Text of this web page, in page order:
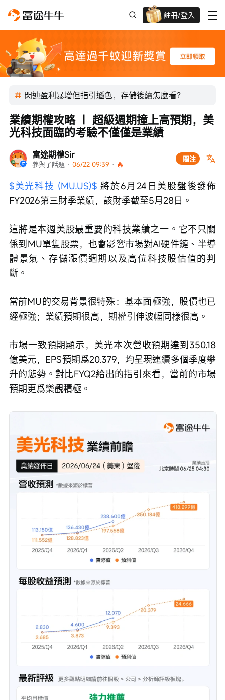
註冊/登入
迎新驚喜賞 股票/BTC等任你揀!
閃迪盈利暴增但指引遜色，存儲後續怎麼看？
富途期權Sir
參與了話題 · 06/22 09:39 ·
關注
業績期權攻略 ｜ 超級週期撞上高預期，美
光科技面臨的考驗不僅僅是業績
$美光科技 (MU.US)$ 將於6月24日美股盤後發佈
FY2026第三財季業績，該財季截至5月28日。
這將是本週美股最重要的科技業績之一。它不只關
係到MU單隻股票，也會影響市場對AI硬件鏈、半導
體景氣、存儲漲價週期以及高位科技股估值的判
斷。
當前MU的交易背景很特殊：基本面極強，股價也已
經極強；業績預期很高，期權引伸波幅同樣很高。
市場一致預期顯示，美光本次營收預期達到350.18
億美元，EPS預期爲20.379，均呈現連續多個季度攀
升的態勢。對比FYQ2給出的指引來看，當前的市場
預期更爲樂觀積極。